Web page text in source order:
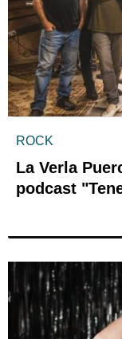
ROCK
La Verla
podcast